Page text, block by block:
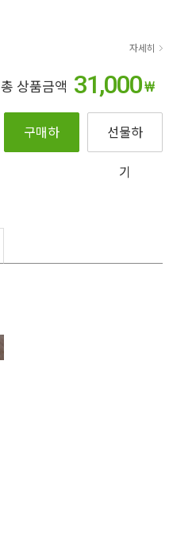
자세히
총 상품금액 31,000₩
구매하 선물하
기